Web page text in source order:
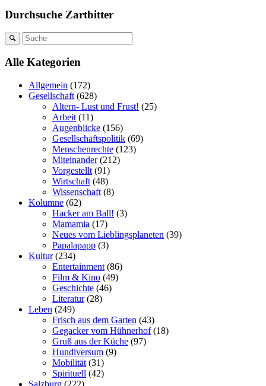
Durchsuche Zartbitter
Alle Kategorien
Allgemein (172)
Gesellschaft (628)
Altern- Lust und Frust! (25)
Arbeit (11)
Augenblicke (156)
Gesellschaftspolitik (69)
Menschenrechte (123)
Miteinander(212)
Vorgestellt (91)
Wirtschaft (48)
Wissenschaft (8)
Kolumne (62)
Hacker am Ball! (3)
Mamamia (17)
Neues vom Lieblingsplaneten (39)
Papalapapp (3)
Kultur(234)
Entertainment (86)
Film & Kino (49)
Geschichte (46)
Literatur(28)
Leben (249)
Frisch aus dem Garten (43)
Gegacker vom Hühnerhof(18)
Gruß aus der Küche (97)
Hundiversum (9)
Mobilität (31)
Spirituell (42)
Salzburg (222)